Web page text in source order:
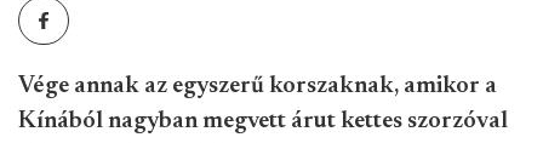
Vége annak az egyszerű korszaknak, amikor a
Kínából nagyban megvett árut kettes szorzóval